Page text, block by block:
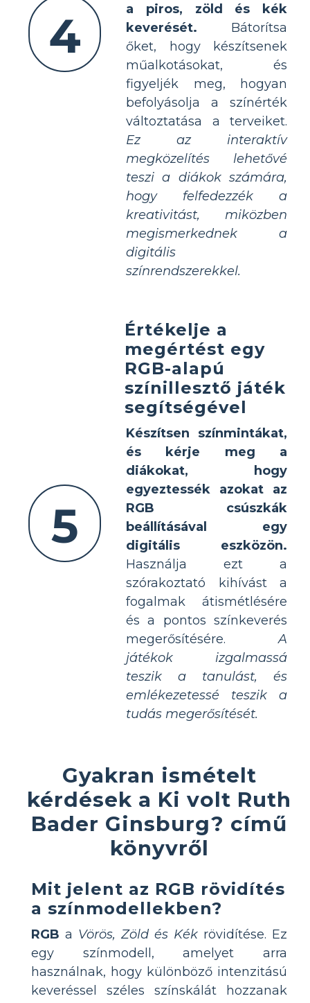
4
a piros, zöld és kék
keverését. Bátorítsa
őket, hogy készítsenek
műalkotásokat, és
figyeljék meg, hogyan
befolyásolja a színérték
változtatása a terveiket.
Ez az interaktív
megközelítés lehetővé
teszi a diákok számára,
hogy felfedezzék a
kreativitást, miközben
megismerkednek a
digitális
színrendszerekkel.
5
Értékelje a
megértést egy
RGB-alapú
színillesztő játék
segítségével
Készítsen színmintákat,
és kérje meg a
diákokat, hogy
egyeztessék azokat az
RGB csúszkák
beállításával egy
digitális eszközön.
Használja ezt a
szórakoztató kihívást a
fogalmak átismétlésére
és a pontos színkeverés
megerősítésére.A
játékok izgalmassá
teszik a tanulást, és
emlékezetessé teszik a
tudás megerősítését.
Gyakran ismételt
kérdések a Ki volt Ruth
Bader Ginsburg? című
könyvről
Mit jelent az RGB rövidítés
a színmodellekben?
RGB a Vörös, Zöld és Kék rövidítése. Ez
egy színmodell, amelyet arra
használnak, hogy különböző intenzitású
keveréssel széles színskálát hozzanak